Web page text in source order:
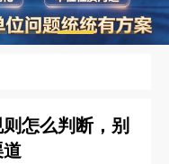
怎么判断，别